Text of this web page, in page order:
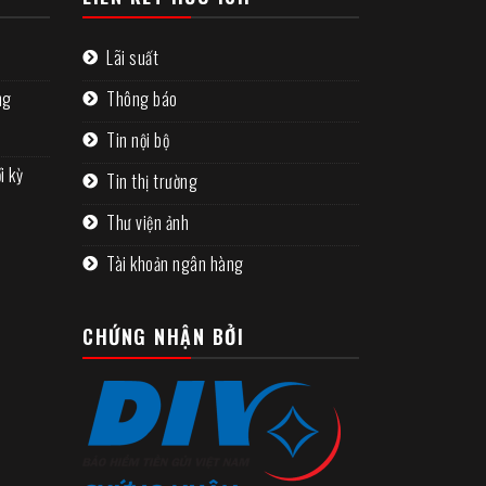
kỳ
Lãi suất
Thông báo
Tin nội bộ
Tin thị trường
Thư viện ảnh
Tài khoản ngân hàng
CHỨNG NHẬN BỞI